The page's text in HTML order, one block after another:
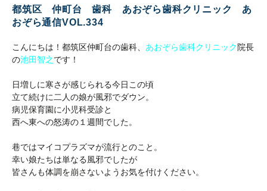
都筑区 仲町台 歯科 あおぞら歯科クリニック あ
おぞら通信VOL.334
こんにちは！都筑区仲町台の歯科、 あおぞら歯科クリニック 院長
の池田智之です！
日増しに寒さが感じられる今日この頃
立て続けに二人の娘が風邪でダウン。
病児保育園に小児科受診と
西へ東への怒涛の１週間でした。
巷ではマイコプラズマが流行とのこと。
幸い娘たちは単なる風邪でしたが
皆さんも体調を崩さないようお気を付けください。